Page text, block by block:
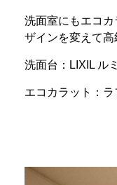
洗面室にもエコ
ザインを変えて
洗面台：LIXIL ル
エコカラット：